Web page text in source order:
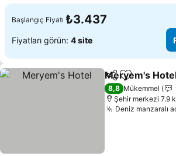
Başlangıç Fiyatı ₺3.437
Fiyatları görün: 4 site
Paylaş
Meryem's
8,8 Mükemmel
Şehir merkezi 7.9
Deniz manzaralı